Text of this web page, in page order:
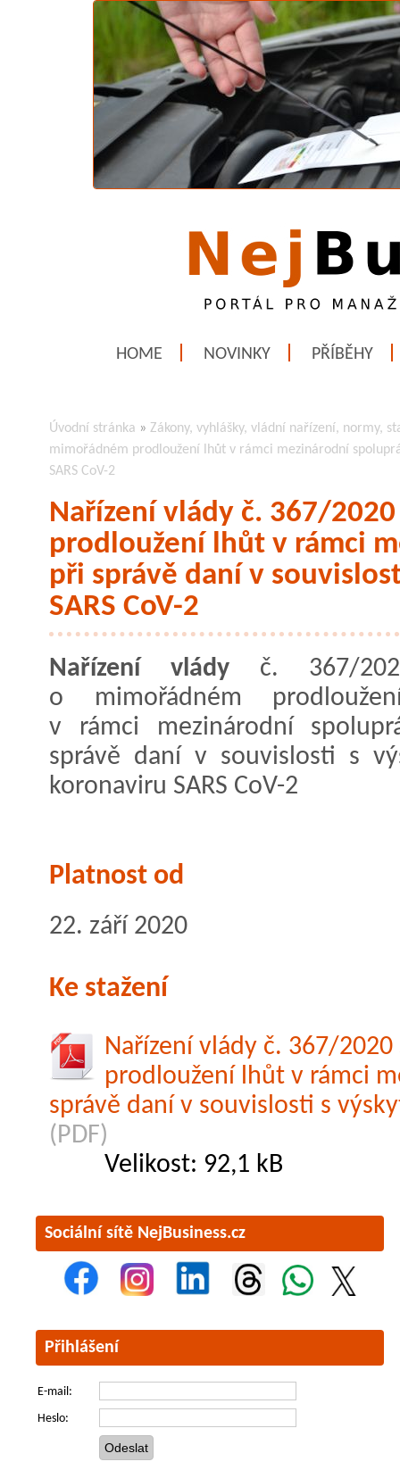
HOME NOVINKY PŘÍBĚHY
Úvodní stránka » Zákony, vyhlášky, vládní nařízení, normy,
mimořádném prodloužení lhůt v rámci mezinárodní
SARS CoV-2
Nařízení vlády č. 367/
prodloužení lhůt v rámci
při správě daní v
SARS CoV-2
Nařízení vlády č. 367/
o mimořádném
v rámci mezinárodní
správě daní v souvislosti s
koronaviru SARS CoV-2
Platnost od
22. září 2020
Ke stažení
Nařízení vlády č. 367/
prodloužení lhůt v rámci
správě daní v souvislosti s
(PDF)
Velikost: 92,1 kB
Sociální sítě NejBusiness.cz
Přihlášení
E-mail:
Heslo: